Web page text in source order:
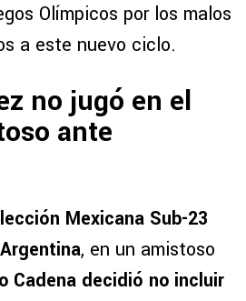
Olímpicos por los malos
a este nuevo ciclo.
no jugó en el
ante
Mexicana Sub-23
, en un amistoso
Cadena decidió no incluir